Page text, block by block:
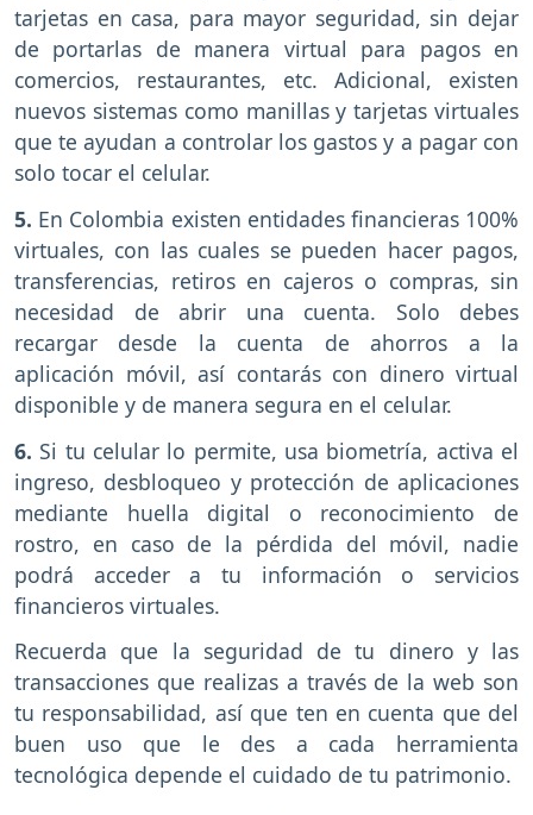
tarjetas en casa, para mayor seguridad, sin dejar
de portarlas de manera virtual para pagos en
comercios, restaurantes, etc. Adicional, existen
nuevos sistemas como manillas y tarjetas virtuales
que te ayudan a controlar los gastos y a pagar con
solo tocar el celular.
5. En Colombia existen entidades financieras 100%
virtuales, con las cuales se pueden hacer pagos,
transferencias, retiros en cajeros o compras, sin
necesidad de abrir una cuenta. Solo debes
recargar desde la cuenta de ahorros a la
aplicación móvil, así contarás con dinero virtual
disponible y de manera segura en el celular.
6. Si tu celular lo permite, usa biometría, activa el
ingreso, desbloqueo y protección de aplicaciones
mediante huella digital o reconocimiento de
rostro, en caso de la pérdida del móvil, nadie
podrá acceder a tu información o servicios
financieros virtuales.
Recuerda que la seguridad de tu dinero y las
transacciones que realizas a través de la web son
tu responsabilidad, así que ten en cuenta que del
buen uso que le des a cada herramienta
tecnológica depende el cuidado de tu patrimonio.